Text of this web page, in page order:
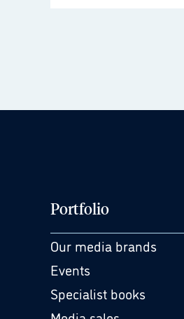
Portfolio
Our media brands
Events
Specialist books